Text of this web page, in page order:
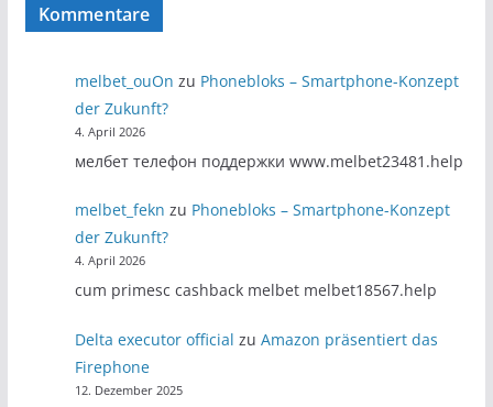
Kommentare
melbet_ouOn zu Phonebloks – Smartphone-Konzept
der Zukunft?
4. April 2026
мелбет телефон поддержки www.melbet23481.help
melbet_fekn zu Phonebloks – Smartphone-Konzept
der Zukunft?
4. April 2026
cum primesc cashback melbet melbet18567.help
Delta executor official zuAmazon präsentiert das
Firephone
12. Dezember 2025